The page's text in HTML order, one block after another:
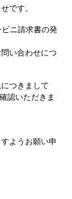
です。
ニ請求書の発
い合わせにつ
つきまして
認いただきま
ようお願い申